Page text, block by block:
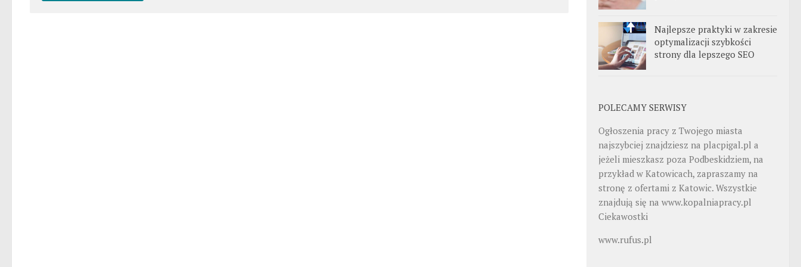
Najlepsze praktyki w zakresie
optymalizacji szybkości
strony dla lepszego SEO
POLECAMY SERWISY
Ogłoszenia pracy z Twojego miasta
najszybciej znajdziesz na placpigal.pl a
jeżeli mieszkasz poza Podbeskidziem, na
przykład w Katowicach, zapraszamy na
stronę z ofertami z Katowic. Wszystkie
znajdują się na www.kopalniapracy.pl
Ciekawostki
www.rufus.pl